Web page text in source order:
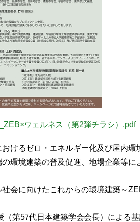
ウェルネス（第2弾チラシ）.pdf
けるゼロ・エネルギー化及び屋内環
環境建築の普及促進、地場企業等に
会に向けたこれからの環境建築～
第57代日本建築学会会長）による